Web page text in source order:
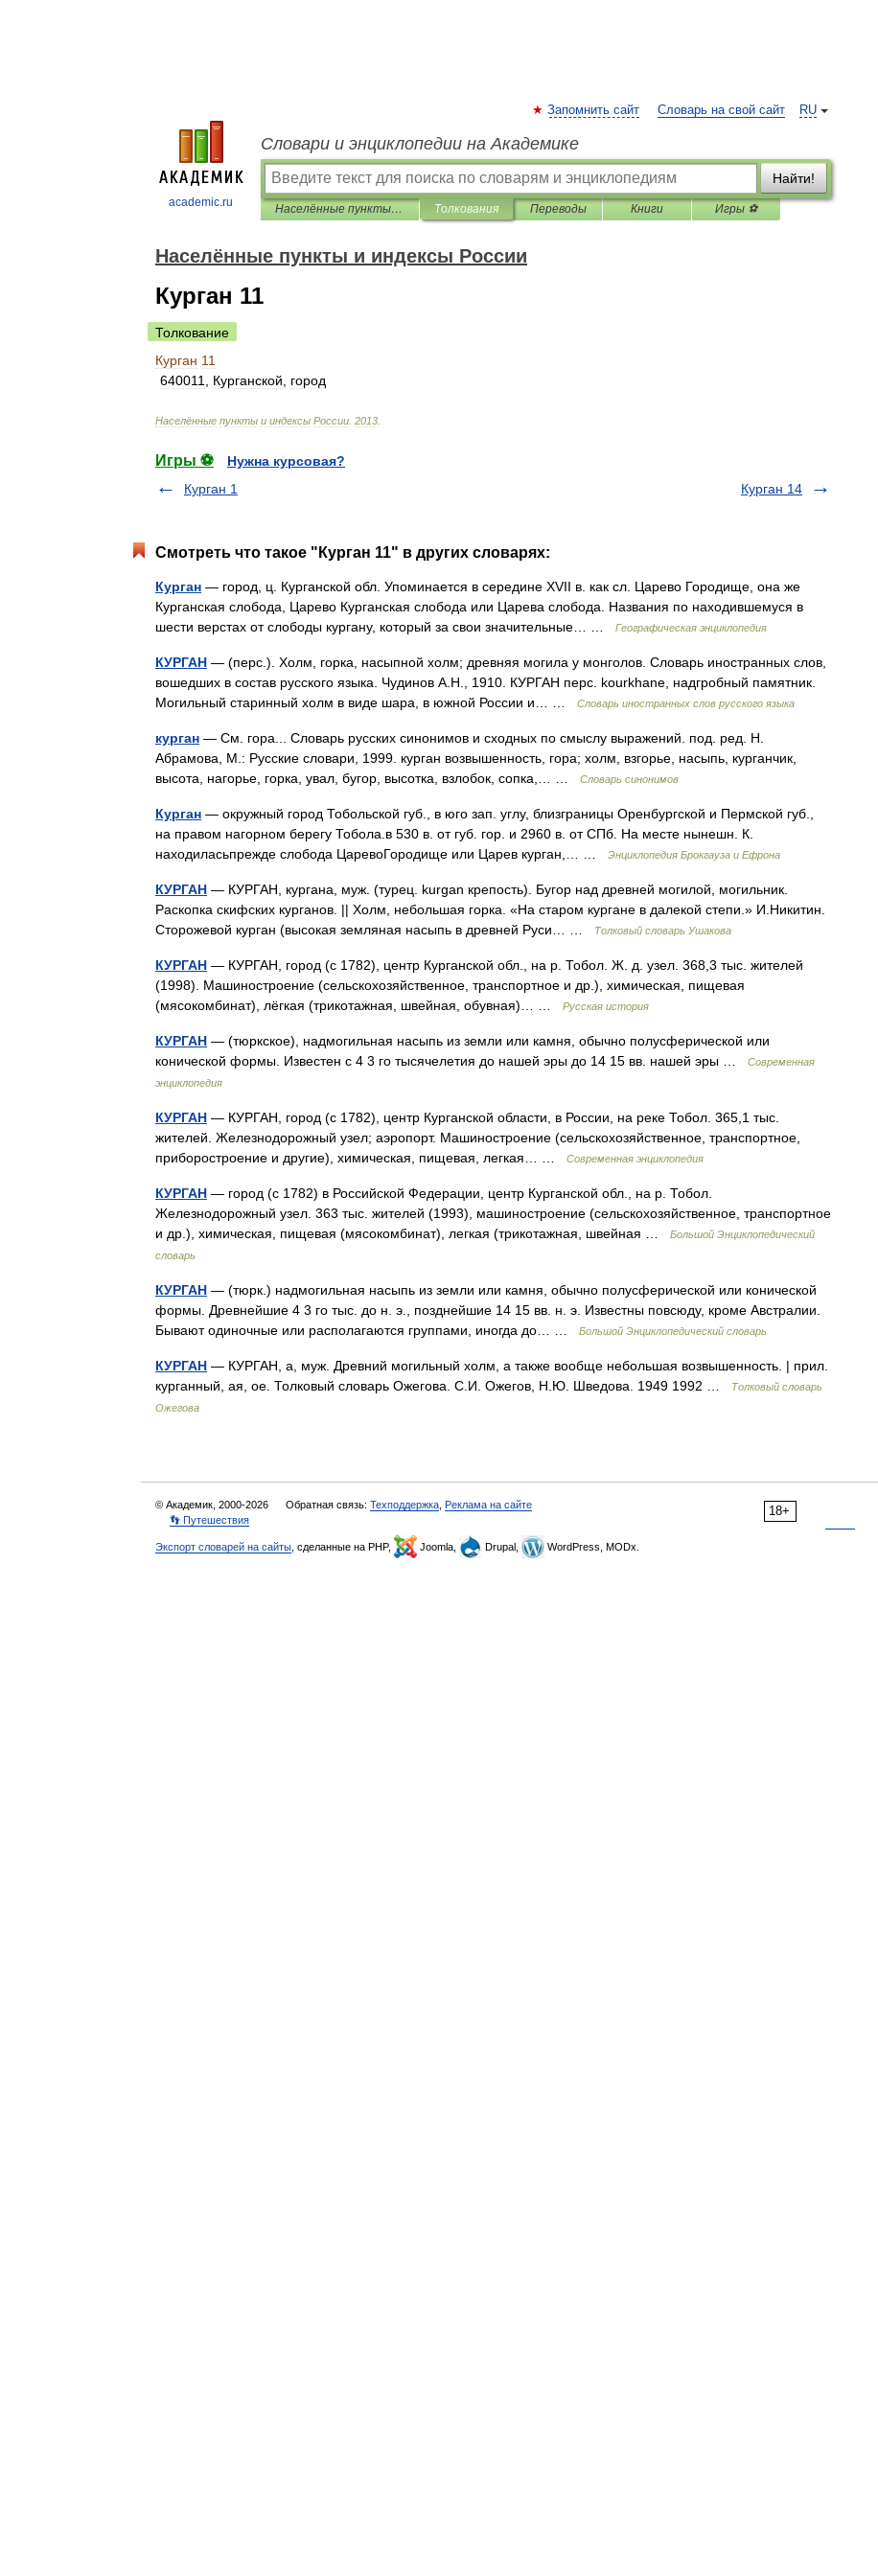
academic.ru
RU
Запомнить сайт Словарь на свой сайт
Словари и энциклопедии на Академике
Найти!
Населённые пункты и индексы России Толкования Переводы Книги Игры ⚽
Населённые пункты и индексы России
Курган 11
Толкование
Курган 11
640011
Курганской город
Населённые пункты и индексы России 2013
Игры ⚽
Нужна курсовая?
Курган 1
Курган 14
Смотреть что такое "Курган 11" в других словарях:
Курган — город, ц. Курганской обл. Упоминается в середине XVII в. как сл. Царево Городище, она же
Курганская слобода, Царево Курганская слобода или Царева слобода. Названия по находившемуся в
шести верстах от слободы кургану, который за свои значительные… …
Географическая энциклопедия
КУРГАН — (перс.). Холм, горка, насыпной холм; древняя могила у монголов. Словарь иностранных слов,
вошедших в состав русского языка. Чудинов А.Н., 1910. КУРГАН перс. kourkhane, надгробный памятник.
Могильный старинный холм в виде шара, в южной России и… …
Словарь иностранных слов русского языка
курган — См. гора... Словарь русских синонимов и сходных по смыслу выражений. под. ред. Н.
Абрамова, М.: Русские словари, 1999. курган возвышенность, гора; холм, взгорье, насыпь, курганчик,
высота, нагорье, горка, увал, бугор, высотка, взлобок, сопка,… …
Словарь синонимов
Курган — окружный город Тобольской губ., в юго зап. углу, близграницы Оренбургской и Пермской губ.,
на правом нагорном берегу Тобола.в 530 в. от губ. гор. и 2960 в. от СПб. На месте нынешн. К.
находиласьпрежде слобода ЦаревоГородище или Царев курган,… …
Энциклопедия Брокгауза и Ефрона
КУРГАН — КУРГАН, кургана, муж. (турец. kurgan крепость). Бугор над древней могилой, могильник.
Раскопка скифских курганов. || Холм, небольшая горка. «На старом кургане в далекой степи.» И.Никитин.
Сторожевой курган (высокая земляная насыпь в древней Руси… …
Толковый словарь Ушакова
КУРГАН — КУРГАН, город (с 1782), центр Курганской обл., на р. Тобол. Ж. д. узел. 368,3 тыс. жителей
(1998). Машиностроение (сельскохозяйственное, транспортное и др.), химическая, пищевая
(мясокомбинат), лёгкая (трикотажная, швейная, обувная)… …
Русская история
КУРГАН — (тюркское), надмогильная насыпь из земли или камня, обычно полусферической или
конической формы. Известен с 4 3 го тысячелетия до нашей эры до 14 15 вв. нашей эры …
Современная
энциклопедия
КУРГАН — КУРГАН, город (с 1782), центр Курганской области, в России, на реке Тобол. 365,1 тыс.
жителей. Железнодорожный узел; аэропорт. Машиностроение (сельскохозяйственное, транспортное,
приборостроение и другие), химическая, пищевая, легкая… …
Современная энциклопедия
КУРГАН — город (с 1782) в Российской Федерации, центр Курганской обл., на р. Тобол.
Железнодорожный узел. 363 тыс. жителей (1993), машиностроение (сельскохозяйственное, транспортное
и др.), химическая, пищевая (мясокомбинат), легкая (трикотажная, швейная …
Большой Энциклопедический
словарь
КУРГАН — (тюрк.) надмогильная насыпь из земли или камня, обычно полусферической или конической
формы. Древнейшие 4 3 го тыс. до н. э., позднейшие 14 15 вв. н. э. Известны повсюду, кроме Австралии.
Бывают одиночные или располагаются группами, иногда до… …
Большой Энциклопедический словарь
КУРГАН — КУРГАН, а, муж. Древний могильный холм, а также вообще небольшая возвышенность. | прил.
курганный, ая, ое. Толковый словарь Ожегова. С.И. Ожегов, Н.Ю. Шведова. 1949 1992 …
Толковый словарь
Ожегова
18+
© Академик, 2000-2026 Обратная связь: Техподдержка Реклама на сайте
👣 Путешествия
Экспорт словарей на сайты , сделанные на PHP, Joomla, Drupal, WordPress, MODx.